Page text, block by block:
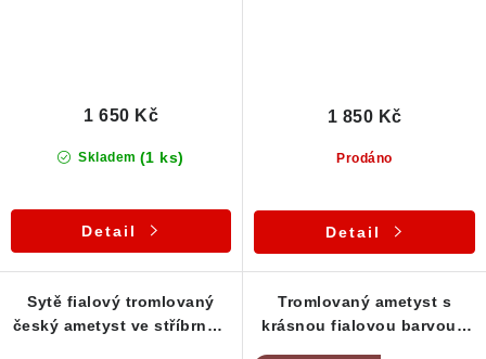
Skladem (1 ks)
1 650 Kč
Detail
Prodáno
1 850 Kč
Detail
Sytě fialový tromlovaný
český ametyst ve stříbrném
Tromlovaný ametyst s
krásnou fialovou barvou -